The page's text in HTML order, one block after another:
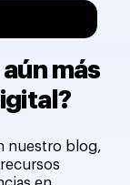
más
nuestro blog,